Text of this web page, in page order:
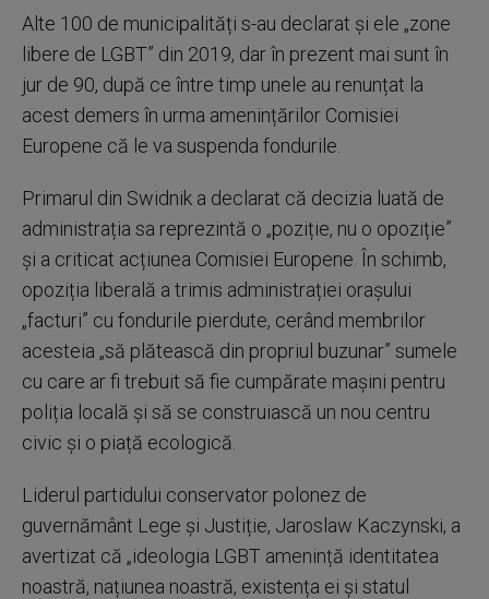
Alte 100 de municipalități s-au declarat și ele „zone
libere de LGBT” din 2019, dar în prezent mai sunt în
jur de 90, după ce între timp unele au renunțat la
acest demers în urma amenințărilor Comisiei
Europene că le va suspenda fondurile.
Primarul din Swidnik a declarat că decizia luată de
administrația sa reprezintă o „poziție, nu o opoziție”
și a criticat acțiunea Comisiei Europene. În schimb,
opoziția liberală a trimis administrației orașului
„facturi” cu fondurile pierdute, cerând membrilor
acesteia „să plătească din propriul buzunar” sumele
cu care ar fi trebuit să fie cumpărate mașini pentru
poliția locală și să se construiască un nou centru
civic și o piață ecologică.
Liderul partidului conservator polonez de
guvernământ Lege și Justiție, Jaroslaw Kaczynski, a
avertizat că „ideologia LGBT amenință identitatea
noastră, națiunea noastră, existența ei și statul